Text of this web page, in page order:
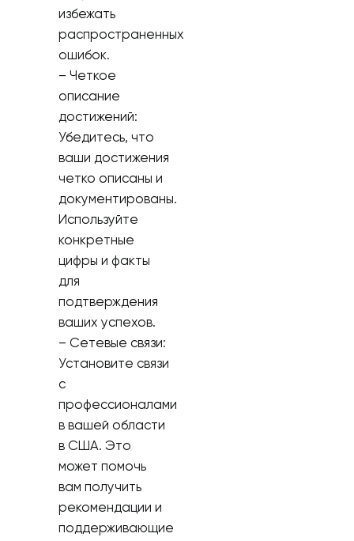
избежать
распространенных
ошибок.
– Четкое
описание
достижений:
Убедитесь, что
ваши достижения
четко описаны и
документированы.
Используйте
конкретные
цифры и факты
для
подтверждения
ваших успехов.
– Сетевые связи:
Установите связи
с
профессионалами
в вашей области
в США. Это
может помочь
вам получить
рекомендации и
поддерживающие